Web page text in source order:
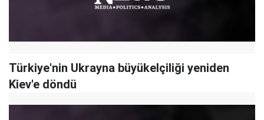
Türkiye'nin Ukrayna büyükelçiliği yeniden
Kiev'e döndü